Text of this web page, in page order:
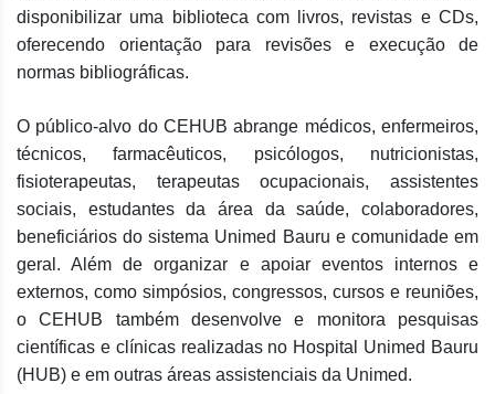
disponibilizar uma biblioteca com livros, revistas e CDs,
oferecendo orientação para revisões e execução de
normas bibliográficas.
O público-alvo do CEHUB abrange médicos, enfermeiros,
técnicos, farmacêuticos, psicólogos, nutricionistas,
fisioterapeutas, terapeutas ocupacionais, assistentes
sociais, estudantes da área da saúde, colaboradores,
beneficiários do sistema Unimed Bauru e comunidade em
geral. Além de organizar e apoiar eventos internos e
externos, como simpósios, congressos, cursos e reuniões,
o CEHUB também desenvolve e monitora pesquisas
científicas e clínicas realizadas no Hospital Unimed Bauru
(HUB) e em outras áreas assistenciais da Unimed.